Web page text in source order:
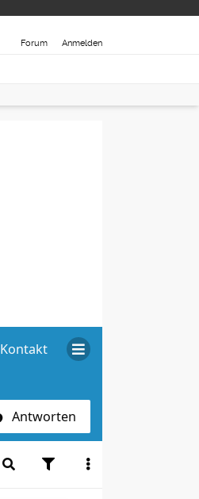
Forum Anmelden
Kontakt
Antworten